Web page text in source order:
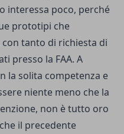
interessa poco, perché
prototipi che
tanto di richiesta di
presso la FAA. A
la solita competenza e
niente meno che la
non è tutto oro
il precedente